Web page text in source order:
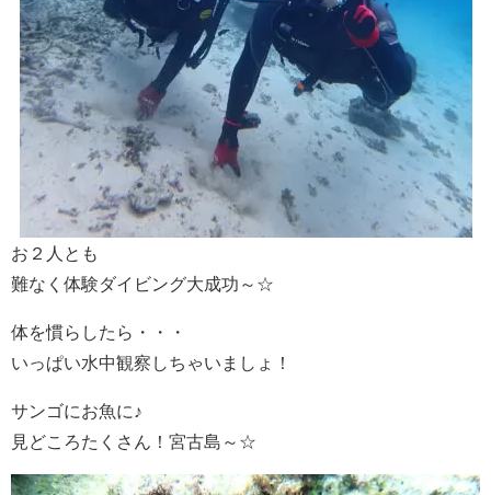
お２人とも
難なく体験ダイビング大成功～☆
体を慣らしたら・・・
いっぱい水中観察しちゃいましょ！
サンゴにお魚に♪
見どころたくさん！宮古島～☆